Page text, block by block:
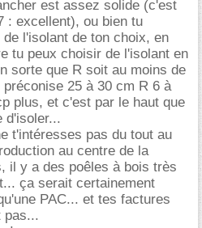
est assez solide (c'est
: excellent), ou bien tu
l'isolant de ton choix, en
tu peux choisir de l'isolant en
sorte que R soit au moins de
25 à 30 cm R 6 à
plus, et c'est par le haut que
d'isoler...
t'intéresses pas du tout au
au centre de la
il y a des poêles à bois très
ça serait certainement
PAC... et tes factures
pas...